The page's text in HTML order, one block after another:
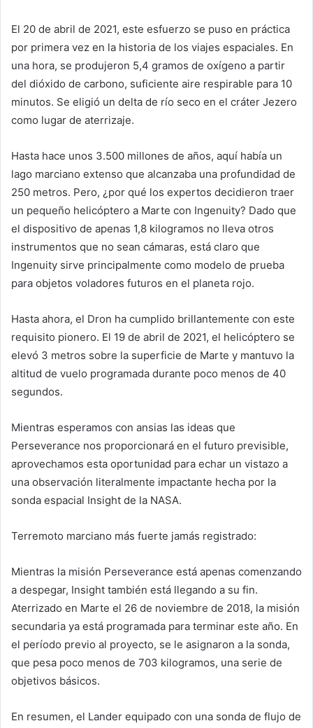
El 20 de abril de 2021, este esfuerzo se puso en práctica
por primera vez en la historia de los viajes espaciales. En
una hora, se produjeron 5,4 gramos de oxígeno a partir
del dióxido de carbono, suficiente aire respirable para 10
minutos. Se eligió un delta de río seco en el cráter Jezero
como lugar de aterrizaje.
Hasta hace unos 3.500 millones de años, aquí había un
lago marciano extenso que alcanzaba una profundidad de
250 metros. Pero, ¿por qué los expertos decidieron traer
un pequeño helicóptero a Marte con Ingenuity? Dado que
el dispositivo de apenas 1,8 kilogramos no lleva otros
instrumentos que no sean cámaras, está claro que
Ingenuity sirve principalmente como modelo de prueba
para objetos voladores futuros en el planeta rojo.
Hasta ahora, el Dron ha cumplido brillantemente con este
requisito pionero. El 19 de abril de 2021, el helicóptero se
elevó 3 metros sobre la superficie de Marte y mantuvo la
altitud de vuelo programada durante poco menos de 40
segundos.
Mientras esperamos con ansias las ideas que
Perseverance nos proporcionará en el futuro previsible,
aprovechamos esta oportunidad para echar un vistazo a
una observación literalmente impactante hecha por la
sonda espacial Insight de la NASA.
Terremoto marciano más fuerte jamás registrado:
Mientras la misión Perseverance está apenas comenzando
a despegar, Insight también está llegando a su fin.
Aterrizado en Marte el 26 de noviembre de 2018, la misión
secundaria ya está programada para terminar este año. En
el período previo al proyecto, se le asignaron a la sonda,
que pesa poco menos de 703 kilogramos, una serie de
objetivos básicos.
En resumen, el Lander equipado con una sonda de flujo de